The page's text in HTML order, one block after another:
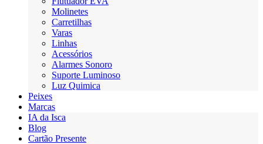
Molinetes
Carretilhas
Varas
Linhas
Acessórios
Alarmes Sonoro
Suporte Luminoso
Luz Quimica
Peixes
Marcas
IA da Isca
Blog
Cartão Presente